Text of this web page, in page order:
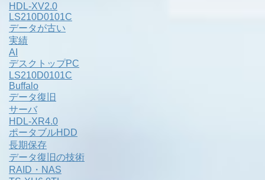
HDL-XV2.0
LS210D0101C
データが古い
実績
AI
デスクトップPC
LS210D0101C
Buffalo
データ復旧
サーバ
HDL-XR4.0
ポータブルHDD
長期保存
データ復旧の技術
RAID・NAS